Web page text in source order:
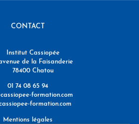
CONTACT
Institut Cassiopée
de la Faisanderie
78400 Chatou
01 74 08 65 94
formation.com
formation.com
Mentions légales